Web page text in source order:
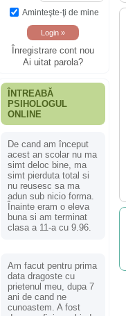
Aminteşte-ţi de mine
Înregistrare cont nou
Ai uitat parola?
ÎNTREABĂ
PSIHOLOGUL
ONLINE
De cand am început
acest an scolar nu ma
simt deloc bine, ma
simt pierduta total si
nu reusesc sa ma
adun sub nicio forma.
Înainte eram o eleva
buna si am terminat
clasa a 11-a cu 9.96.
Am facut pentru prima
data dragoste cu
prietenul meu, dupa 7
ani de cand ne
cunoastem. A fost